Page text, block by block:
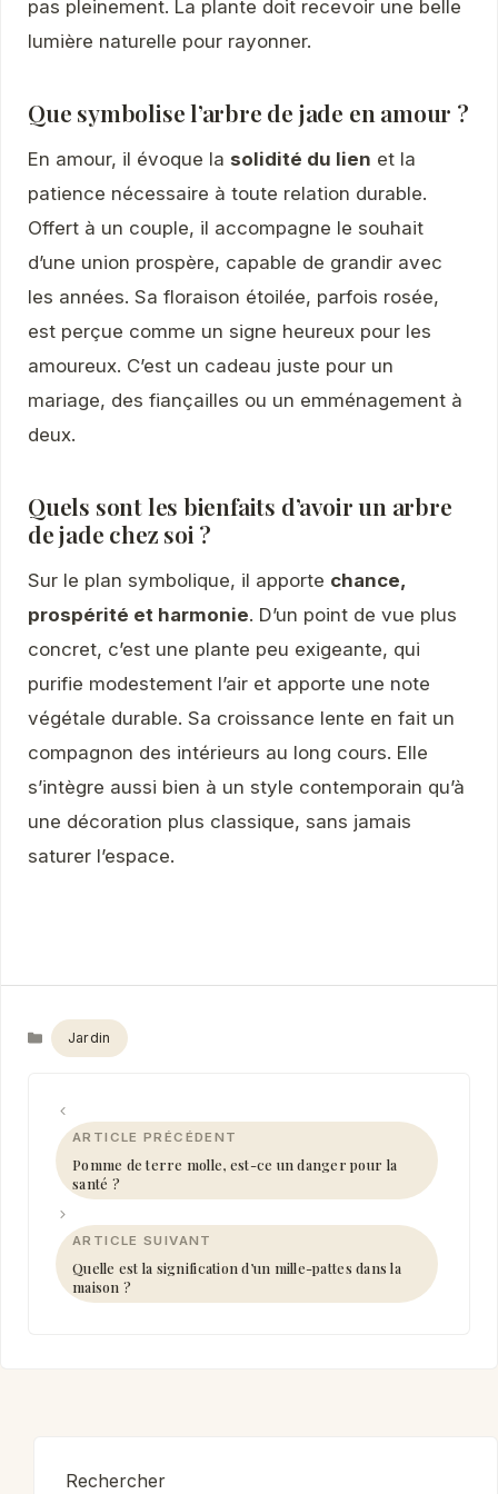
pas pleinement. La plante doit recevoir une belle
lumière naturelle pour rayonner.
Que symbolise l’arbre de jade en amour ?
En amour, il évoque la solidité du lien et la
patience nécessaire à toute relation durable.
Offert à un couple, il accompagne le souhait
d’une union prospère, capable de grandir avec
les années. Sa floraison étoilée, parfois rosée,
est perçue comme un signe heureux pour les
amoureux. C’est un cadeau juste pour un
mariage, des fiançailles ou un emménagement à
deux.
Quels sont les bienfaits d’avoir un arbre
de jade chez soi ?
Sur le plan symbolique, il apporte chance,
prospérité et harmonie. D’un point de vue plus
concret, c’est une plante peu exigeante, qui
purifie modestement l’air et apporte une note
végétale durable. Sa croissance lente en fait un
compagnon des intérieurs au long cours. Elle
s’intègre aussi bien à un style contemporain qu’à
une décoration plus classique, sans jamais
saturer l’espace.
Catégories
Jardin
Pomme de terre molle, est-ce un danger pour la
santé ?
Quelle est la signification d’un mille-pattes dans la
maison ?
Rechercher